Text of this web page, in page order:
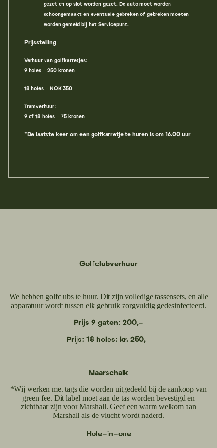
gezet en op slot worden gezet. De auto moet worden
schoongemaakt en eventuele gebreken of gebreken moeten
worden gemeld bij het Servicepunt.
Prijsstelling
Verhuur van golfkarretjes:
9 holes - 250 kronen
18 holes - NOK 350
Tramverhuur:
9 of 18 holes - 75 kronen
*De laatste keer om een golfkarretje te huren is om 16.00 uur
Golfclubverhuur
We hebben golfclubs te huur. Dit zijn volledige tassensets, en alle
apparatuur wordt tussen elk gebruik zorgvuldig gedesinfecteerd.
Prijs 9 gaten: 200,-
Prijs: 18 holes: kr. 250,-
Maarschalk
*Wij werken met tags die worden uitgedeeld bij de aankoop van
green fee. Dit label moet aan de tas worden bevestigd en
zichtbaar zijn voor Marshall. Geef een warm welkom aan
Marshall als de vlucht wordt naderd.
Hole-in-one